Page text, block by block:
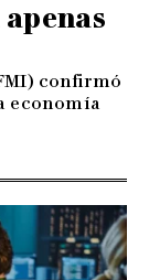
confirmó
economía